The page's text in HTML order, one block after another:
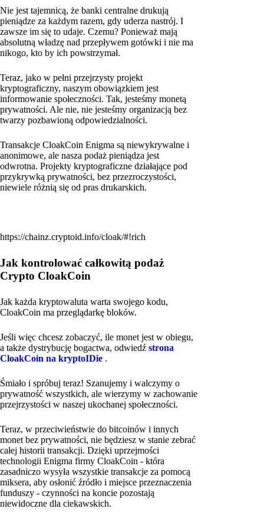
Nie jest tajemnicą, że banki centralne drukują
pieniądze za każdym razem, gdy uderza nastrój. I
zawsze im się to udaje. Czemu? Ponieważ mają
absolutną władzę nad przepływem gotówki i nie ma
nikogo, kto by ich powstrzymał.
Teraz, jako w pełni przejrzysty projekt
kryptograficzny, naszym obowiązkiem jest
informowanie społeczności. Tak, jesteśmy monetą
prywatności. Ale nie, nie jesteśmy organizacją bez
twarzy pozbawioną odpowiedzialności.
Transakcje CloakCoin Enigma są niewykrywalne i
anonimowe, ale nasza podaż pieniądza jest
odwrotna. Projekty kryptograficzne działające pod
przykrywką prywatności, bez przezroczystości,
niewiele różnią się od pras drukarskich.
https://chainz.cryptoid.info/cloak/#!rich
Jak kontrolować całkowitą podaż
Crypto CloakCoin
Jak każda kryptowaluta warta swojego kodu,
CloakCoin ma przeglądarkę bloków.
Jeśli więc chcesz zobaczyć, ile monet jest w obiegu,
a także dystrybucję bogactwa, odwiedź strona
CloakCoin na kryptoIDie .
Śmiało i spróbuj teraz! Szanujemy i walczymy o
prywatność wszystkich, ale wierzymy w zachowanie
przejrzystości w naszej ukochanej społeczności.
Teraz, w przeciwieństwie do bitcoinów i innych
monet bez prywatności, nie będziesz w stanie zebrać
całej historii transakcji. Dzięki uprzejmości
technologii Enigma firmy CloakCoin - która
zasadniczo wysyła wszystkie transakcje za pomocą
miksera, aby osłonić źródło i miejsce przeznaczenia
funduszy - czynności na koncie pozostają
niewidoczne dla ciekawskich.